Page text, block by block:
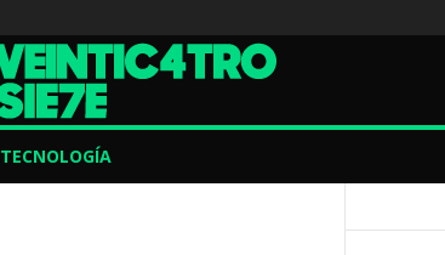
TECNOLOGÍA